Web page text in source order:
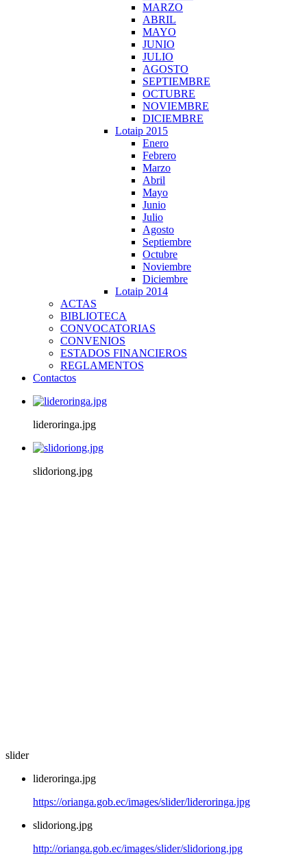
MARZO
ABRIL
MAYO
JUNIO
JULIO
AGOSTO
SEPTIEMBRE
OCTUBRE
NOVIEMBRE
DICIEMBRE
Lotaip 2015
Enero
Febrero
Marzo
Abril
Mayo
Junio
Julio
Agosto
Septiembre
Octubre
Noviembre
Diciembre
Lotaip 2014
ACTAS
BIBLIOTECA
CONVOCATORIAS
CONVENIOS
ESTADOS FINANCIEROS
REGLAMENTOS
Contactos
lideroringa.jpg
slidoriong.jpg
slider
lideroringa.jpg
https://orianga.gob.ec/images/slider/lideroringa.jpg
slidoriong.jpg
http://orianga.gob.ec/images/slider/slidoriong.jpg